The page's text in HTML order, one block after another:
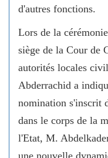
d'autres fonctions.
Lors de la
siège de la Cour de
autorités locales
Abderrachid a
nomination s'inscrit
dans le corps de la
l'Etat, M.
une nouvelle